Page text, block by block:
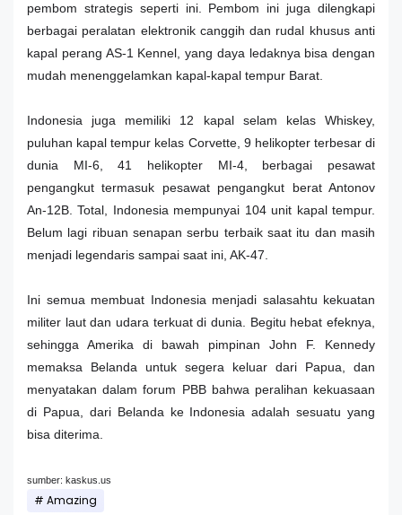
pembom strategis seperti ini. Pembom ini juga dilengkapi
berbagai peralatan elektronik canggih dan rudal khusus anti
kapal perang AS-1 Kennel, yang daya ledaknya bisa dengan
mudah menenggelamkan kapal-kapal tempur Barat.
Indonesia juga memiliki 12 kapal selam kelas Whiskey,
puluhan kapal tempur kelas Corvette, 9 helikopter terbesar di
dunia MI-6, 41 helikopter MI-4, berbagai pesawat
pengangkut termasuk pesawat pengangkut berat Antonov
An-12B. Total, Indonesia mempunyai 104 unit kapal tempur.
Belum lagi ribuan senapan serbu terbaik saat itu dan masih
menjadi legendaris sampai saat ini, AK-47.
Ini semua membuat Indonesia menjadi salasahtu kekuatan
militer laut dan udara terkuat di dunia. Begitu hebat efeknya,
sehingga Amerika di bawah pimpinan John F. Kennedy
memaksa Belanda untuk segera keluar dari Papua, dan
menyatakan dalam forum PBB bahwa peralihan kekuasaan
di Papua, dari Belanda ke Indonesia adalah sesuatu yang
bisa diterima.
sumber: kaskus.us
Amazing